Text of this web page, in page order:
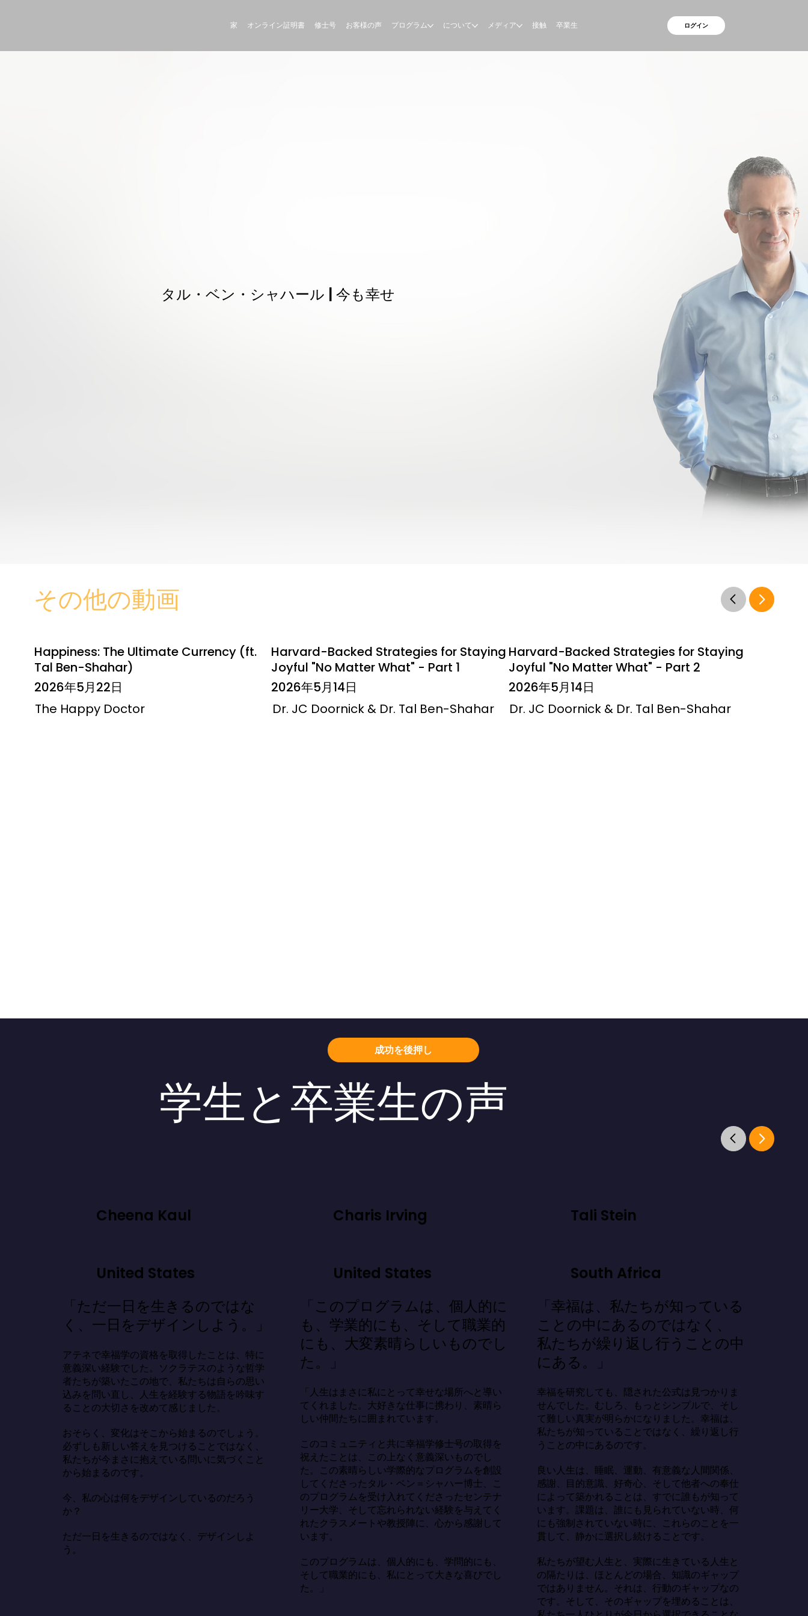
家 オンライン証明書 修士号 お客様の声 プログラム について メディア 接触 卒業生 ログイン
タル・ベン・シャハール | 今も幸せ
その他の動画
Happiness: The Ultimate Currency (ft.
Tal Ben-Shahar)
2026年5月22日
The Happy Doctor
Harvard-Backed Strategies for Staying
Joyful "No Matter What" - Part 1
2026年5月14日
Dr. JC Doornick & Dr. Tal Ben-Shahar
Harvard-Backed Strategies for Staying
Joyful "No Matter What" - Part 2
2026年5月14日
Dr. JC Doornick & Dr. Tal Ben-Shahar
成功を後押し
学生と卒業生の声
Cheena Kaul
United States
「ただ一日を生きるのではな
く、一日をデザインしよう。」
アテネで幸福学の資格を取得したことは、特に
意義深い経験でした。ソクラテスのような哲学
者たちが築いたこの地で、私たちは自らの思い
込みを問い直し、人生を経験する物語を吟味す
ることの大切さを改めて感じました。
おそらく、変化はそこから始まるのでしょう。
必ずしも新しい答えを見つけることではなく、
私たちが今まさに抱えている問いに気づくこと
から始まるのです。
今、私の心は何をデザインしているのだろう
か？
ただ一日を生きるのではなく、デザインしよ
う。
Charis Irving
United States
「このプログラムは、個人的に
も、学業的にも、そして職業的
にも、大変素晴らしいものでし
た。」
「人生はまさに私にとって幸せな場所へと導い
てくれました。大好きな仕事に携わり、素晴ら
しい仲間たちに囲まれています。
このコミュニティと共に幸福学修士号の取得を
祝えたことは、この上なく意義深いものでし
た。この素晴らしい学際的なプログラムを創設
してくださったタル・ベン＝シャハー博士、こ
のプログラムを受け入れてくださったセンテナ
リー大学、そして忘れられない経験を与えてく
れたクラスメートや教授陣に、心から感謝して
います。
このプログラムは、個人的にも、学問的にも、
そして職業的にも、私にとって大きな喜びでし
た。」
Tali Stein
South Africa
「幸福は、私たちが知っている
ことの中にあるのではなく、
私たちが繰り返し行うことの中
にある。」
幸福を研究しても、隠された公式は見つかりま
せんでした。むしろ、もっとシンプルで、そし
て難しい真実が明らかになりました。幸福は、
私たちが知っていることではなく、繰り返し行
うことの中にあるのです。
良い人生は、睡眠、運動、有意義な人間関係、
感謝、目的意識、好奇心、そして他者への奉仕
によって築かれることは、すでに誰もが知って
います。課題は、誰にも見られていない時、何
にも強制されていない時に、これらのことを一
貫して、静かに選択し続けることです。
私たちが望む人生と、実際に生きている人生と
の隔たりは、ほとんどの場合、知識のギャップ
ではありません。それは、行動のギャップなの
です。そして、そのギャップを埋めることは、